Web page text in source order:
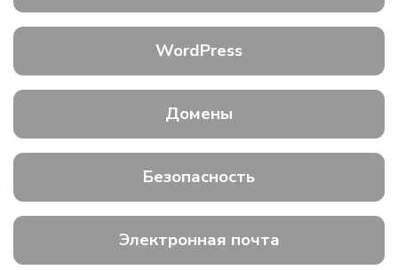
WordPress
Домены
Безопасность
Электронная почта